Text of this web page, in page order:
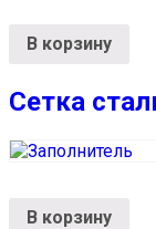
В корзину
Сетка
В корзину